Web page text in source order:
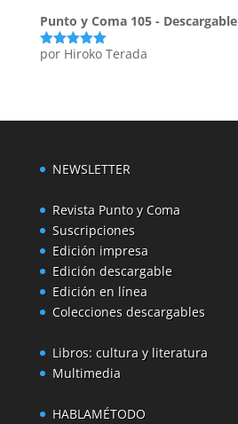
Punto y Coma 105 - Descargable
Valorado
por Hiroko Terada
NEWSLETTER
Revista Punto y Coma
Suscripciones
Edición impresa
Edición descargable
Edición en línea
Colecciones descargables
Libros: cultura y literatura
Multimedia
HABLAMÉTODO